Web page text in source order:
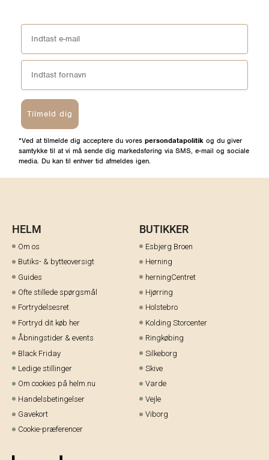
Tilmeld dig
*Ved at tilmelde dig acceptere du vores persondatapolitik og du giver
samtykke til at vi må sende dig markedsføring via SMS, e-mail og sociale
media. Du kan til enhver tid afmeldes igen.
HELM
Om os
Butiks- & bytteoversigt
Guides
Ofte stillede spørgsmål
Fortrydelsesret
Fortryd dit køb her
Åbningstider & events
Black Friday
Ledige stillinger
Om cookies på helm.nu
Handelsbetingelser
Gavekort
Cookie-præferencer
BUTIKKER
Esbjerg Broen
Herning
herningCentret
Hjørring
Holstebro
Kolding Storcenter
Ringkøbing
Silkeborg
Skive
Varde
Vejle
Viborg